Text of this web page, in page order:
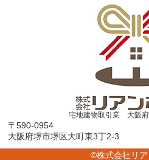
宅地建物取引業 大阪
〒590-0954
大阪府堺市堺区大町東3丁2-3
©株式会社リア